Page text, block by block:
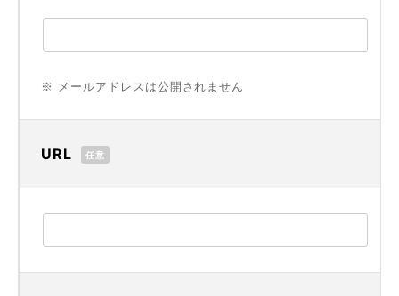
※ メールアドレスは公開されません
URL 任意